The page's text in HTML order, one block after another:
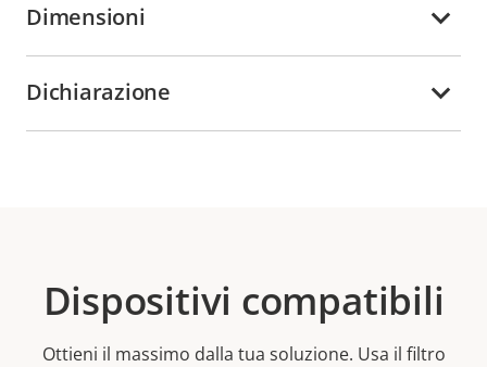
Dimensioni
Dichiarazione
Dispositivi compatibili
Ottieni il massimo dalla tua soluzione. Usa il filtro